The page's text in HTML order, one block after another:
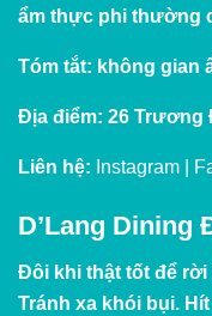
ẩm thực phi thường
Tóm tắt: không gian
Địa điểm: 26 Trương
Liên hệ: Instagram
D’Lang Dining
Đôi khi thật tốt để
Tránh xa khói bụi.